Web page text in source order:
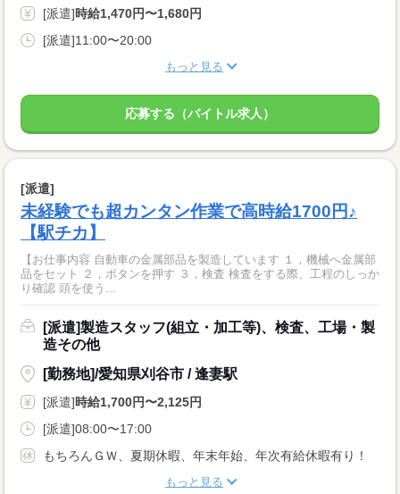
[派遣]時給1,470円〜1,680円
[派遣]11:00〜20:00
もっと見る
応募する（バイトル求人）
[派遣]
未経験でも超カンタン作業で高時給1700円♪
【駅チカ】
【お仕事内容 自動車の金属部品を製造しています １，機械へ金属部
品をセット ２，ボタンを押す ３，検査 検査をする際、工程のしっか
り確認 頭を使う...
[派遣]製造スタッフ(組立・加工等)、検査、工場・製
造その他
[勤務地]/愛知県刈谷市 / 逢妻駅
[派遣]時給1,700円〜2,125円
[派遣]08:00〜17:00
もちろんＧＷ、夏期休暇、年末年始、年次有給休暇有り！
もっと見る